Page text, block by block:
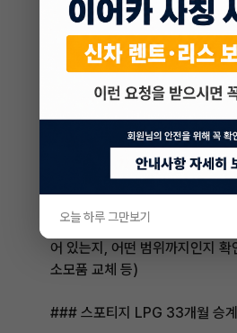
* **만기 시 인수 가격:** 만기
서에 명시된 인수 가격이 적정한
3. **승계 수수료 발생:** 금융
명의이전 수수료(승계 수수료
것인지 미리 협의해야 합니다.
4. **신용 등급 영향:** 승계 시
통과해야 합니다. 신용 등급에
5. **사고 이력 조회:** 보험개
6. **정비 서비스 여부:** 계약
어 있는지, 어떤 범위까지인지
소모품 교체 등)
### 스포티지 LPG 33개월 승
오늘 하루 그만보기